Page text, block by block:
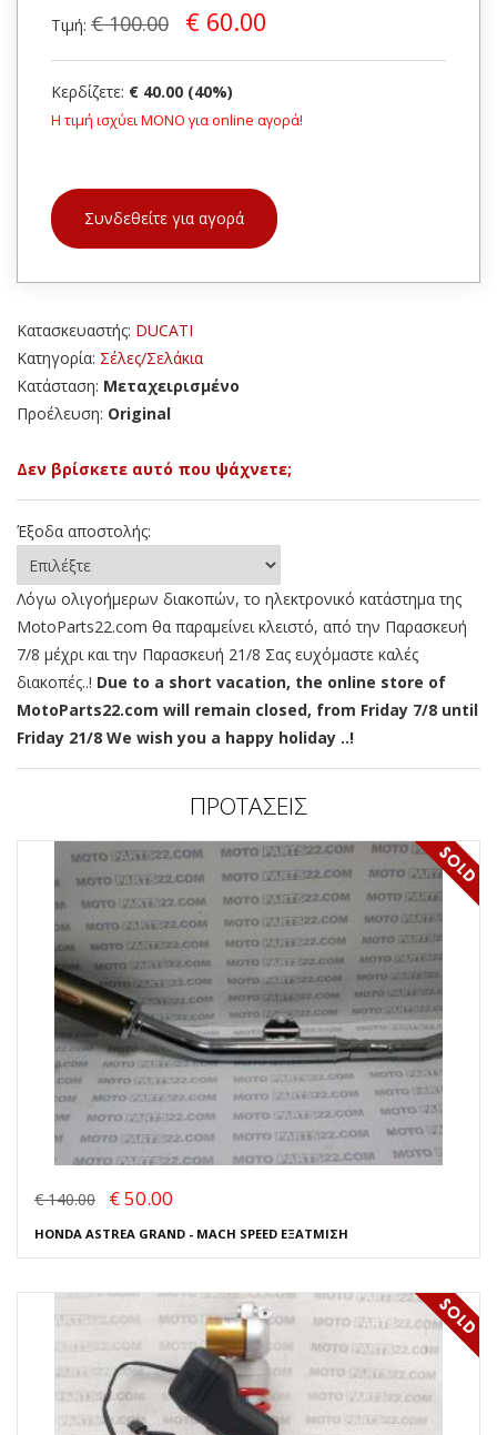
Τιμή: € 100.00 € 60.00
Κερδίζετε: € 40.00 (40%)
Η τιμή ισχύει ΜΟΝΟ για online αγορά!
Συνδεθείτε για αγορά
Κατασκευαστής: DUCATI
Κατηγορία: Σέλες/Σελάκια
Κατάσταση: Μεταχειρισμένο
Προέλευση: Original
Δεν βρίσκετε αυτό που ψάχνετε;
Έξοδα αποστολής:
Λόγω ολιγοήμερων διακοπών, το ηλεκτρονικό κατάστημα της
MotoParts22.com θα παραμείνει κλειστό, από την Παρασκευή
7/8 μέχρι και την Παρασκευή 21/8 Σας ευχόμαστε καλές
διακοπές..! Due to a short vacation, the online store of
MotoParts22.com will remain closed, from Friday 7/8 until
Friday 21/8 We wish you a happy holiday ..!
ΠΡΟΤΑΣΕΙΣ
€ 140.00 € 50.00
HONDA ASTREA GRAND - MACH SPEED ΕΞΑΤΜΙΣΗ